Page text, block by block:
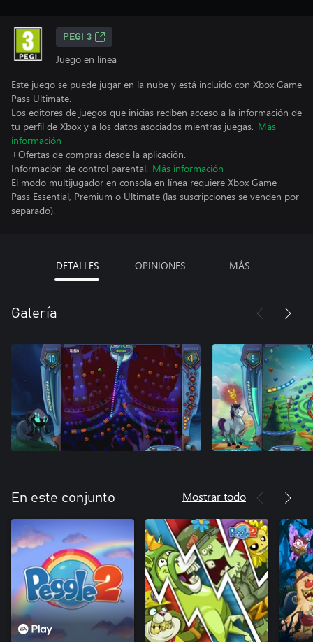
PEGI 3
Juego en línea
Este juego se puede jugar en la nube y está incluido con Xbox Game
Pass Ultimate.
Los editores de juegos que inicias reciben acceso a la información de
tu perfil de Xbox y a los datos asociados mientras juegas. Más
información
+Ofertas de compras desde la aplicación.
Información de control parental. Más información
El modo multijugador en consola en línea requiere Xbox Game
Pass Essential, Premium o Ultimate (las suscripciones se venden por
separado).
DETALLES OPINIONES MÁS
Galería
En este conjunto Mostrar todo